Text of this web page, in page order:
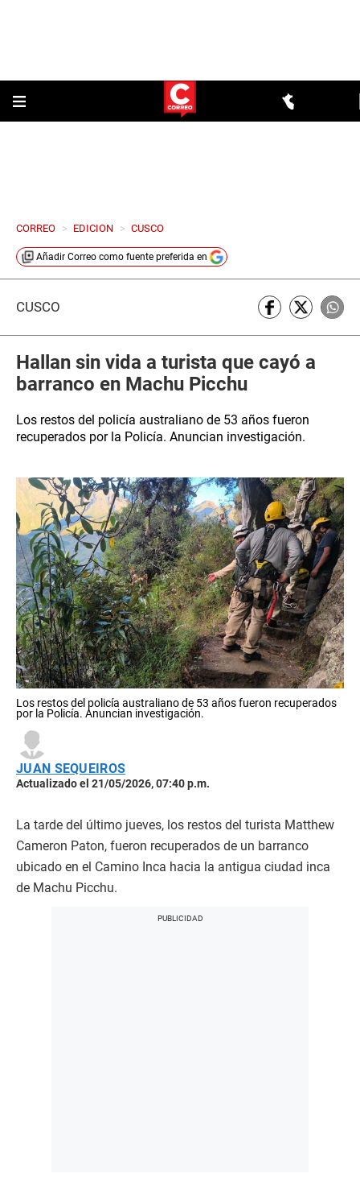
CORREO > EDICION > CUSCO
Añadir Correo como fuente preferida en
CUSCO
Hallan sin vida a turista que cayó a
barranco en Machu Picchu
Los restos del policía australiano de 53 años fueron
recuperados por la Policía. Anuncian investigación.
Los restos del policía australiano de 53 años fueron recuperados
por la Policía. Anuncian investigación.
JUAN SEQUEIROS
Actualizado el 21/05/2026, 07:40 p.m.
La tarde del último jueves, los restos del turista Matthew
Cameron Paton, fueron recuperados de un barranco
ubicado en el Camino Inca hacia la antigua ciudad inca
de Machu Picchu.